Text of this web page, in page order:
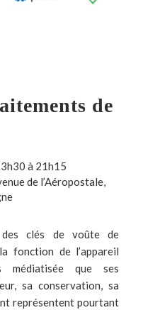
de
à 21h15
de l’Aéropostale,
des clés de voûte de
fonction de l’appareil
médiatisée que ses
sa conservation, sa
représentent pourtant